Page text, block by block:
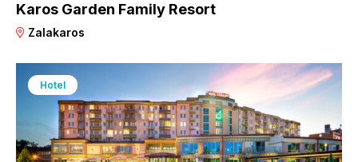
Karos Garden Family Resort
Zalakaros
Hotel